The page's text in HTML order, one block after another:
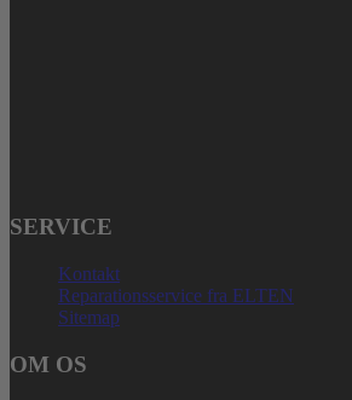
SERVICE
Kontakt
Reparationsservice fra ELTEN
Sitemap
OM OS